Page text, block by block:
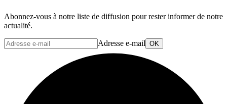
Abonnez-vous à notre liste de diffusion pour rester informer de notre
actualité.
Adresse e-mail